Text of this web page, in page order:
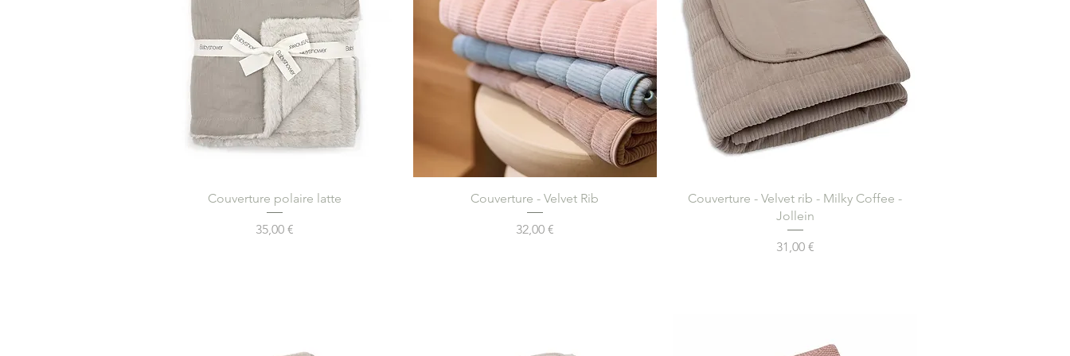
Aperçu rapide
Couverture polaire latte
Prix
35,00 €
Aperçu rapide
Couverture - Velvet Rib
Prix
32,00 €
Aperçu rapide
Couverture - Velvet rib - Milky Coffee -
Jollein
Prix
31,00 €